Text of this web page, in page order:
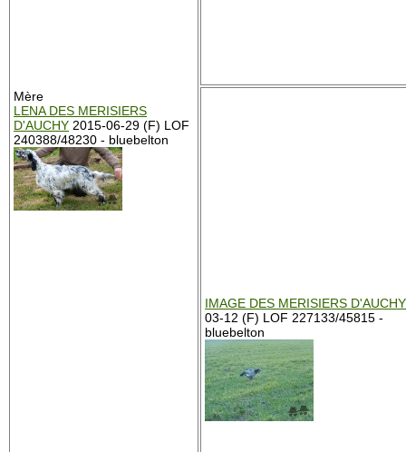
Mère
LENA DES MERISIERS
D'AUCHY 2015-06-29 (F) LOF
240388/48230 - bluebelton
IMAGE DES MERISIERS D'AUCHY
03-12 (F) LOF 227133/45815 -
bluebelton